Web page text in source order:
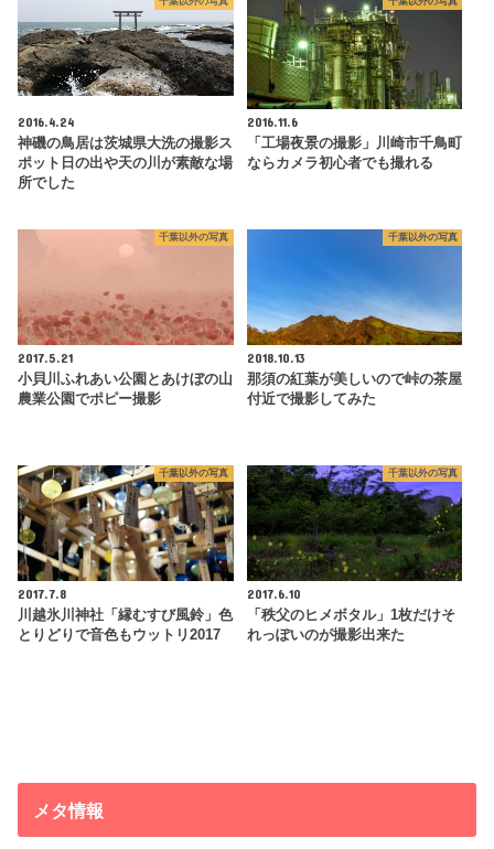
2016.4.24
神磯の鳥居は茨城県大洗の撮影ス
ポット日の出や天の川が素敵な場
所でした
2016.11.6
「工場夜景の撮影」川崎市千鳥町
ならカメラ初心者でも撮れる
千葉以外の写真
2017.5.21
小貝川ふれあい公園とあけぼの山
農業公園でポピー撮影
千葉以外の写真
2018.10.13
那須の紅葉が美しいので峠の茶屋
付近で撮影してみた
千葉以外の写真
2017.7.8
川越氷川神社「縁むすび風鈴」色
とりどりで音色もウットリ2017
千葉以外の写真
2017.6.10
「秩父のヒメボタル」1枚だけそ
れっぽいのが撮影出来た
メタ情報